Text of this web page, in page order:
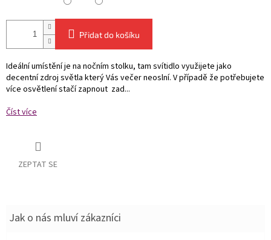
Přidat do košíku
Ideální umístění je na nočním stolku, tam svítidlo využijete jako
decentní zdroj světla který Vás večer neoslní. V případě že potřebujete
více osvětlení stačí zapnout zad...
Číst více
ZEPTAT SE
Jak o nás mluví zákazníci